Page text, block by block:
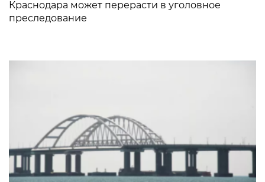
Краснодара может перерасти в уголовное
преследование